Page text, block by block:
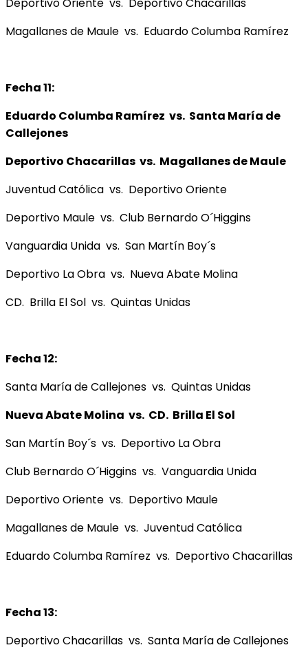
Magallanes de Maule vs. Eduardo Columba Ramírez
Fecha 11:
Eduardo Columba Ramírez vs. Santa María de
Callejones
Deportivo Chacarillas vs. Magallanes de Maule
Juventud Católica vs. Deportivo Oriente
Deportivo Maule vs. Club Bernardo O´Higgins
Vanguardia Unida vs. San Martín Boy´s
Deportivo La Obra vs. Nueva Abate Molina
CD. Brilla El Sol vs. Quintas Unidas
Fecha 12:
Santa María de Callejones vs. Quintas Unidas
Nueva Abate Molina vs. CD. Brilla El Sol
San Martín Boy´s vs. Deportivo La Obra
Club Bernardo O´Higgins vs. Vanguardia Unida
Deportivo Oriente vs. Deportivo Maule
Magallanes de Maule vs. Juventud Católica
Eduardo Columba Ramírez vs. Deportivo Chacarillas
Fecha 13:
Deportivo Chacarillas vs. Santa María de Callejones